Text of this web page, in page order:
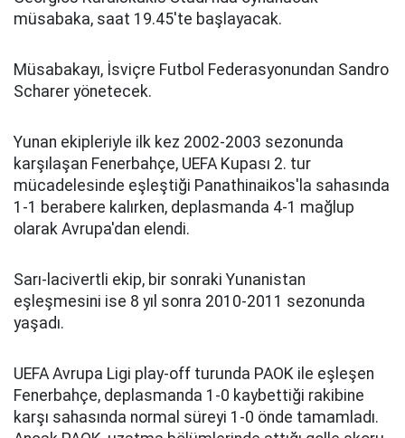
müsabaka, saat 19.45'te başlayacak.
Müsabakayı, İsviçre Futbol Federasyonundan Sandro
Scharer yönetecek.
Yunan ekipleriyle ilk kez 2002-2003 sezonunda
karşılaşan Fenerbahçe, UEFA Kupası 2. tur
mücadelesinde eşleştiği Panathinaikos'la sahasında
1-1 berabere kalırken, deplasmanda 4-1 mağlup
olarak Avrupa'dan elendi.
Sarı-lacivertli ekip, bir sonraki Yunanistan
eşleşmesini ise 8 yıl sonra 2010-2011 sezonunda
yaşadı.
UEFA Avrupa Ligi play-off turunda PAOK ile eşleşen
Fenerbahçe, deplasmanda 1-0 kaybettiği rakibine
karşı sahasında normal süreyi 1-0 önde tamamladı.